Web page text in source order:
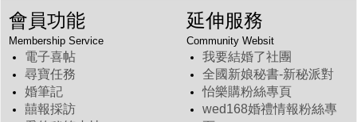
會員功能
Membership Service
電子喜帖
尋寶任務
婚筆記
囍報採訪
延伸服務
Community Websit
我要結婚了社團
全國新娘秘書-新秘派對
怡樂購粉絲專頁
wed168婚禮情報粉絲專